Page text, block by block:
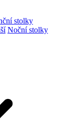
stolky
Noční stolky